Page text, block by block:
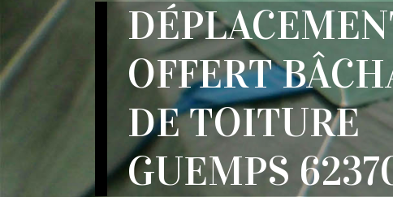
OFFERT
DE TOITURE
GUEMPS